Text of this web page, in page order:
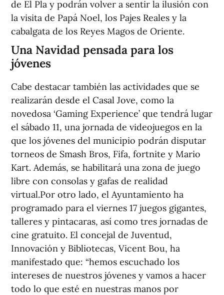
de El Pla y podrán volver a sentir la ilusión con
la visita de Papá Noel, los Pajes Reales y la
cabalgata de los Reyes Magos de Oriente.
Una Navidad pensada para los
jóvenes
Cabe destacar también las actividades que se
realizarán desde el Casal Jove, como la
novedosa ‘Gaming Experience’ que tendrá lugar
el sábado 11, una jornada de videojuegos en la
que los jóvenes del municipio podrán disputar
torneos de Smash Bros, Fifa, fortnite y Mario
Kart. Además, se habilitará una zona de juego
libre con consolas y gafas de realidad
virtual.Por otro lado, el Ayuntamiento ha
programado para el viernes 17 juegos gigantes,
talleres y pintacaras, así como tres jornadas de
cine gratuito. El concejal de Juventud,
Innovación y Bibliotecas, Vicent Bou, ha
manifestado que: “hemos escuchado los
intereses de nuestros jóvenes y vamos a hacer
todo lo que esté en nuestras manos por